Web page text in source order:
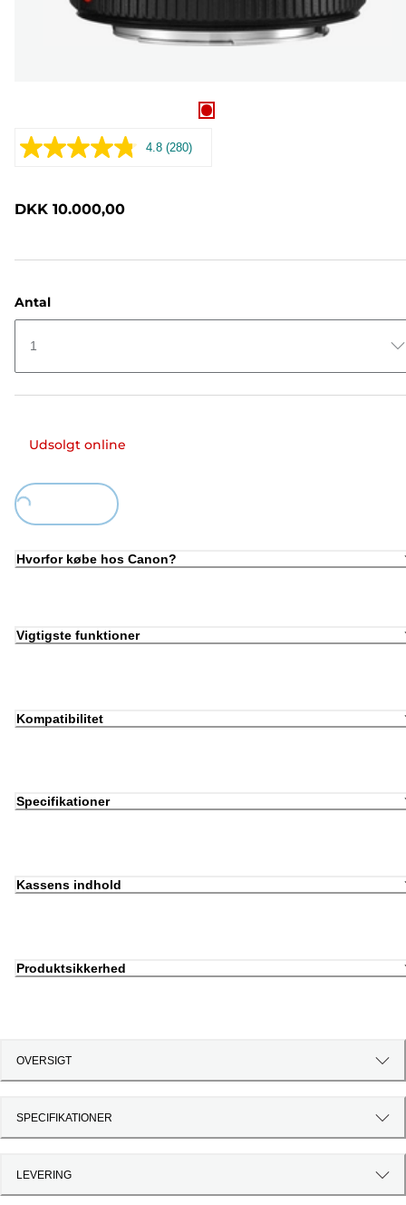
4.8 Læs
(280)
DKK 10.000,00
Antal
1
Udsolgt online
Loading...
Hvorfor købe hos Canon?
Vigtigste funktioner
Kompatibilitet
Specifikationer
Kassens indhold
Produktsikkerhed
OVERSIGT
SPECIFIKATIONER
LEVERING